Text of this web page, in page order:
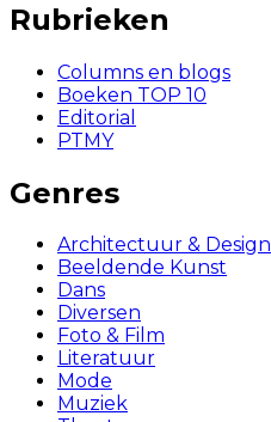
Rubrieken
Columns en blogs
Boeken TOP 10
Editorial
PTMY
Genres
Architectuur & Design
Beeldende Kunst
Dans
Diversen
Foto & Film
Literatuur
Mode
Muziek